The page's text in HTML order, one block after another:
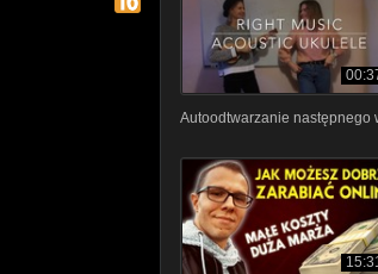
Autoodtwarzanie następnego